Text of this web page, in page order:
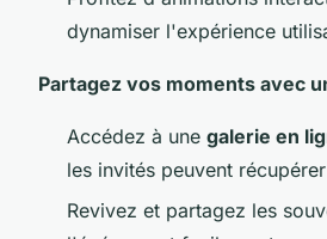
dynamiser l'expérience
Partagez vos moments avec
Accédez à une galerie en
les invités peuvent
Revivez et partagez les